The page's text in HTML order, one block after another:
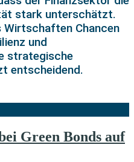
stark unterschätzt.
Chancen
und
strategische
entscheidend.
Green Bonds auf